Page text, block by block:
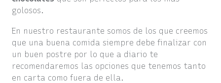
golosos.
En nuestro restaurante somos de los que creemos
que una buena comida siempre debe finalizar con
un buen postre por lo que a diario te
recomendaremos las opciones que tenemos tanto
en carta como fuera de ella.